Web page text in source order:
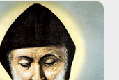
القراءات